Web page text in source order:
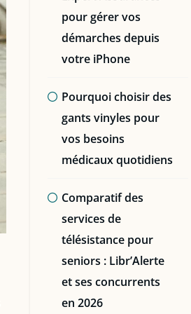
pour gérer vos
démarches depuis
votre iPhone
Pourquoi choisir des
gants vinyles pour
vos besoins
médicaux quotidiens
Comparatif des
services de
télésistance pour
seniors : Libr’Alerte
et ses concurrents
en 2026